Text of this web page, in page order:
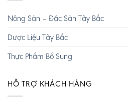
Nông Sản – Đặc Sản Tây Bắc
Dược Liệu Tây Bắc
Thực Phẩm Bổ Sung
HỖ TRỢ KHÁCH HÀNG